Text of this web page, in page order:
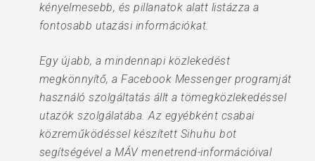
kényelmesebb, és pillanatok alatt listázza a
fontosabb utazási információkat.
Egy újabb, a mindennapi közlekedést
megkönnyítő, a Facebook Messenger programját
használó szolgáltatás állt a tömegközlekedéssel
utazók szolgálatába. Az egyébként csabai
közreműködéssel készített Sihuhu bot
segítségével a MÁV menetrend-információival